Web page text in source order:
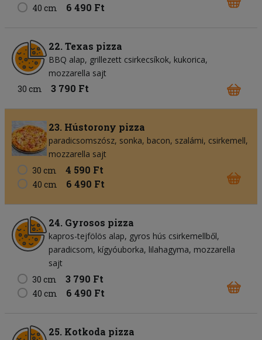
40 cm 6 490 Ft
22. Texas pizza
BBQ alap grillezett csirkecsíkok kukorica
mozzarella sajt
30 cm
3 790 Ft
23. Hústorony pizza
paradicsomszósz sonka bacon szalámi csirkemell
mozzarella sajt
30 cm
4 590 Ft
40 cm 6 490 Ft
24. Gyrosos pizza
kapros-tejfölös alap gyros hús csirkemellből
paradicsom kígyóuborka lilahagyma mozzarella
sajt
30 cm
3 790 Ft
40 cm 6 490 Ft
25. Kotkoda pizza